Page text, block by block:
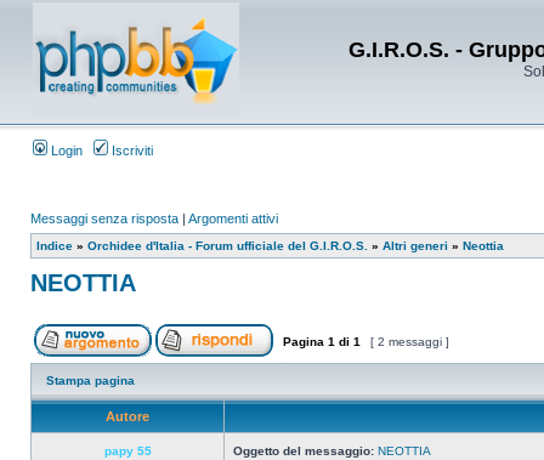
G.I.R.O.S. -
Login Iscriviti
Messaggi senza risposta | Argomenti attivi
Indice » Orchidee d'Italia - Forum ufficiale del G.I.R.O.S. » Altri generi » Neottia
NEOTTIA
Pagina 1 di 1 [ 2 messaggi ]
Stampa pagina
Autore
papy 55 Oggetto del messaggio: NEOTTIA